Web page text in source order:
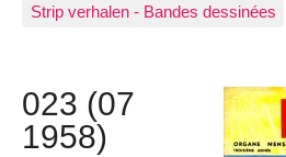
Strip verhalen - Bandes dessinées
023 (07
1958)